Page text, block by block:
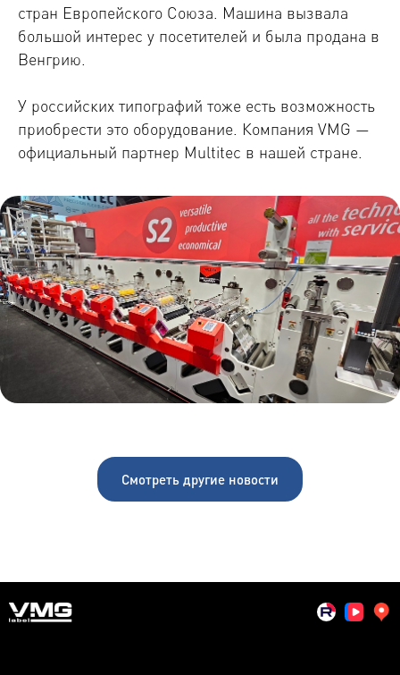
стран Европейского Союза. Машина вызвала
большой интерес у посетителей и была продана в
Венгрию.
У российских типографий тоже есть возможность
приобрести это оборудование. Компания VMG —
официальный партнер Multitec в нашей стране.
Смотреть другие новости